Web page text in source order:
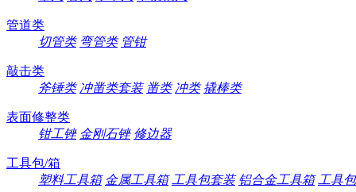
管道类
切管类 弯管类 管钳
敲击类
斧锤类 冲凿类套装 凿类 冲类 撬棒类
表面修整类
钳工锉 金刚石锉 修边器
工具包/箱
塑料工具箱 金属工具箱 工具包套装 铝合金工具箱 工具包